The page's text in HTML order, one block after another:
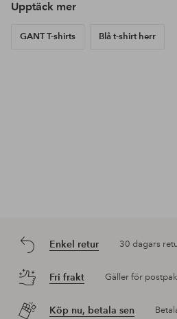
Upptäck mer
GANT T-shirts Blå t-shirt herr
Enkel retur 30 dagars
Fri frakt Gäller för
Köp nu, betala sen